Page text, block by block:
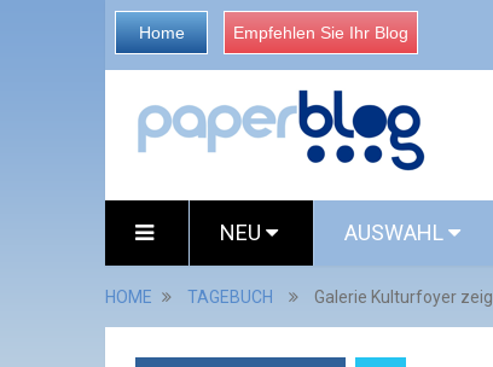
Home Empfehlen Sie Ihr Blog
NEU AUSWAHL
HOME TAGEBUCH Galerie Kulturfoyer